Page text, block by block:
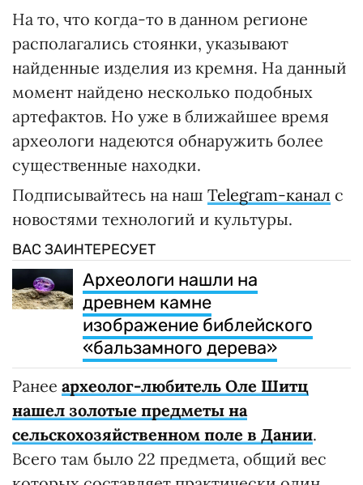
На то, что когда-то в данном регионе
располагались стоянки, указывают
найденные изделия из кремня. На данный
момент найдено несколько подобных
артефактов. Но уже в ближайшее время
археологи надеются обнаружить более
существенные находки.
Подписывайтесь на наш Telegram-канал с
новостями технологий и культуры.
ВАС ЗАИНТЕРЕСУЕТ
Археологи нашли на
древнем камне
изображение библейского
«бальзамного дерева»
Ранее археолог-любитель Оле Шитц
нашел золотые предметы на
сельскохозяйственном поле в Дании.
Всего там было 22 предмета, общий вес